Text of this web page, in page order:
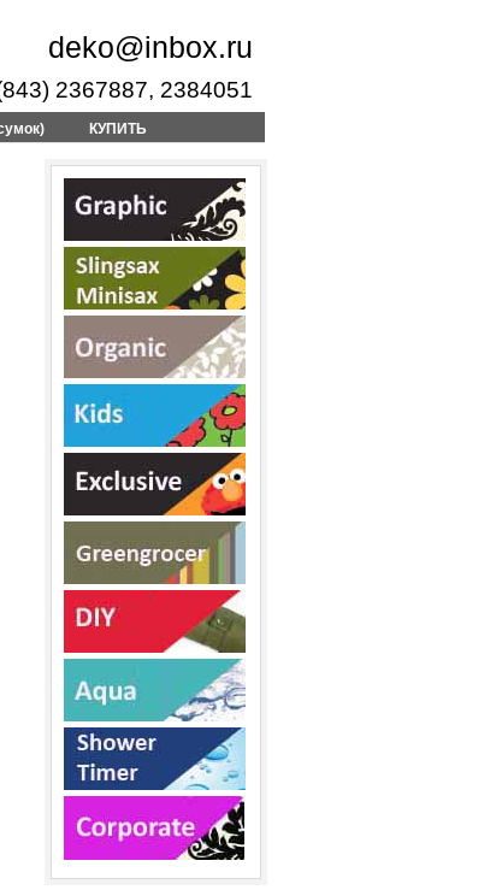
deko@inbox.ru
2367887, 2384051
КУПИТЬ